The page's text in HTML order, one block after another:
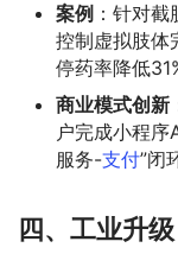
案例 ：针对
控制虚拟肢体
停药率降低
商业模式创新
户完成小程
服务-支付”闭
四、工业升